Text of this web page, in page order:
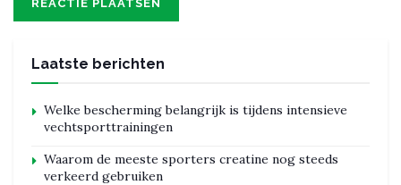
Laatste berichten
Welke bescherming belangrijk is tijdens intensieve
vechtsporttrainingen
Waarom de meeste sporters creatine nog steeds
verkeerd gebruiken